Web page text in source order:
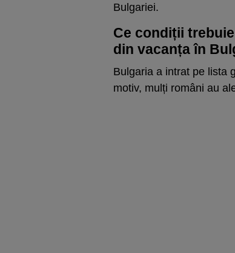
Bulgariei.
Ce condiții
din vacanța în
Bulgaria a intrat pe lista
motiv, mulți români au